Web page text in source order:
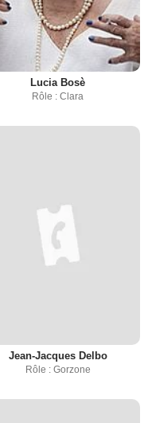
Lucia Bosè
Rôle : Clara
Jean-Jacques Delbo
Rôle : Gorzone